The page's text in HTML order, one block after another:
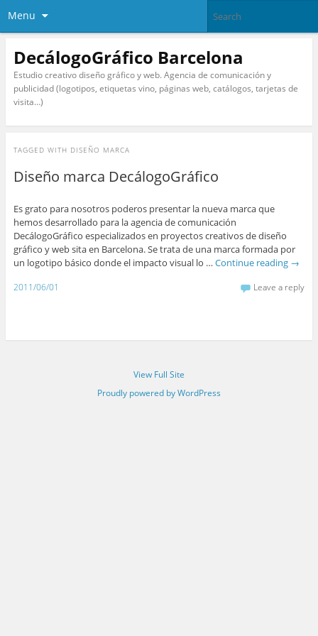
Menu
DecálogoGráfico Barcelona
Estudio creativo diseño gráfico y web. Agencia de comunicación y
publicidad (logotipos, etiquetas vino, páginas web, catálogos, tarjetas de
visita…)
TAGGED WITH DISEÑO MARCA
Diseño marca DecálogoGráfico
Es grato para nosotros poderos presentar la nueva marca que
hemos desarrollado para la agencia de comunicación
DecálogoGráfico especializados en proyectos creativos de diseño
gráfico y web sita en Barcelona. Se trata de una marca formada por
un logotipo básico donde el impacto visual lo … Continue reading →
2011/06/01 Leave a reply
View Full Site
Proudly powered by WordPress